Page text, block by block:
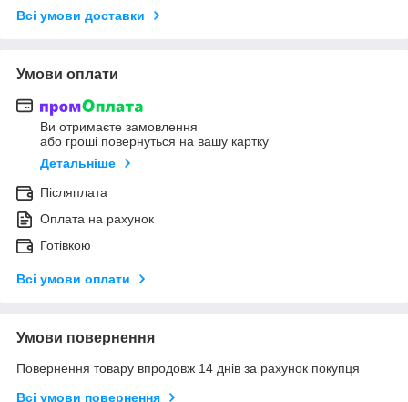
Всі умови доставки
Умови оплати
Ви отримаєте замовлення
або гроші повернуться на вашу картку
Детальніше
Післяплата
Оплата на рахунок
Готівкою
Всі умови оплати
Умови повернення
Повернення товару впродовж 14 днів за рахунок покупця
Всі умови повернення